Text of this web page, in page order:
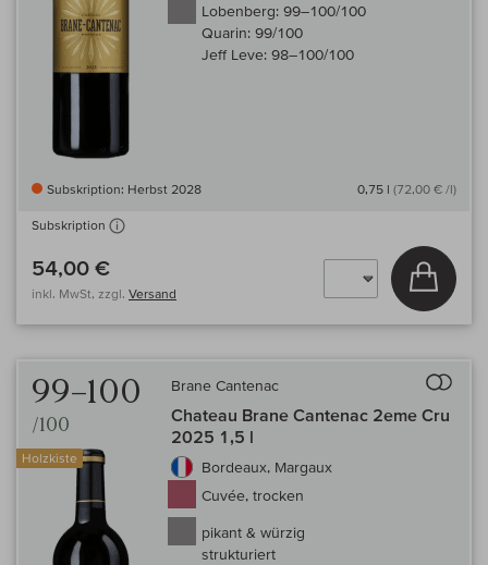
Lobenberg: 99–100/100
Quarin: 99/100
Jeff Leve: 98–100/100
Subskription: Herbst 2028 0,75 l (72,00 € /l)
Subskription
54,00 €
inkl. MwSt, zzgl. Versand
In
99–100
/100
Holzkiste
Brane Cantenac
Chateau Brane Cantenac 2eme Cru
2025 1,5 l
Bordeaux, Margaux
Cuvée, trocken
pikant & würzig
strukturiert